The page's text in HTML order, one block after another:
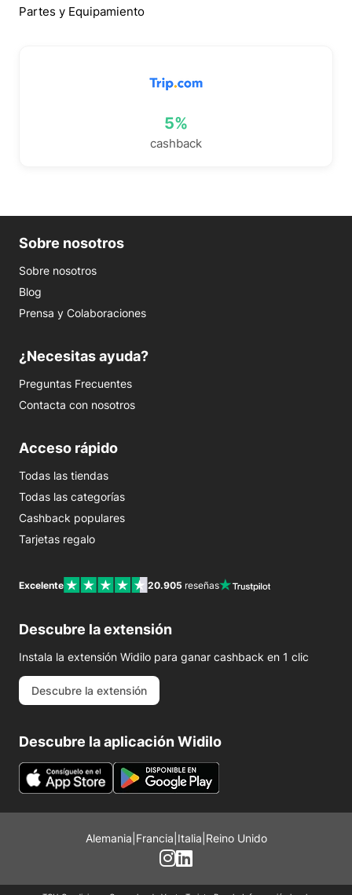
Partes y Equipamiento
5%
cashback
Sobre nosotros
Sobre nosotros
Blog
Prensa y Colaboraciones
¿Necesitas ayuda?
Preguntas Frecuentes
Contacta con nosotros
Acceso rápido
Todas las tiendas
Todas las categorías
Cashback populares
Tarjetas regalo
Excelente 20.905 reseñas
Descubre la extensión
Instala la extensión Widilo para ganar cashback en 1 clic
Descubre la extensión
Descubre la aplicación Widilo
Alemania Francia Italia Reino Unido